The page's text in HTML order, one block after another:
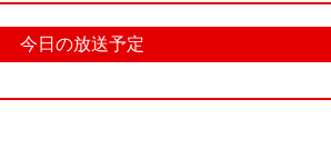
今日の放送予定